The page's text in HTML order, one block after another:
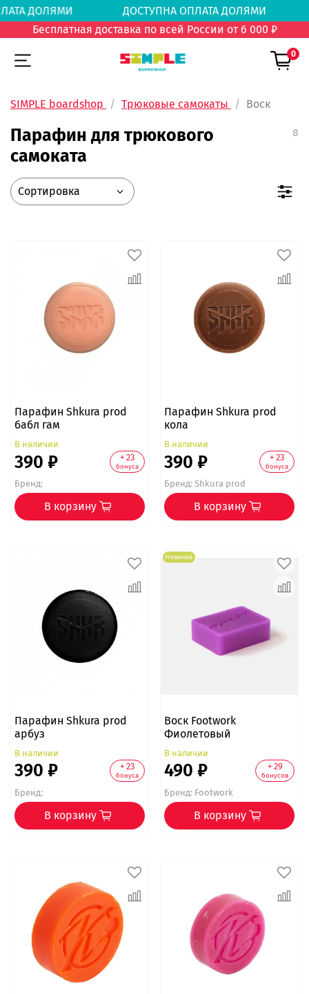
ДОЛЯМИ
ДОСТУПНА ОПЛАТА
Бесплатная доставка по всей России от 6 000 ₽
0
SIMPLE boardshop Трюковые самокаты Воск
Парафин для трюкового
самоката
8
Парафин Shkura prod
бабл гам
В наличии
390 ₽ + 23
бонуса
Бренд:
В корзину
Парафин Shkura prod
кола
В наличии
390 ₽ + 23
бонуса
Бренд:Shkura prod
В корзину
Парафин Shkura prod
арбуз
В наличии
390 ₽ + 23
бонуса
Бренд:
В корзину
Новинка
Воск Footwork
Фиолетовый
В наличии
490 ₽ + 29
бонусов
Бренд:Footwork
В корзину